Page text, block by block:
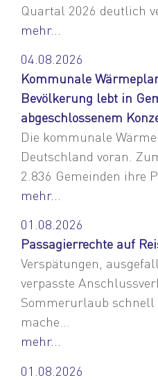
Quartal 2026 deutlich
mehr...
04.08.2026
Kommunale
Bevölkerung lebt in
abgeschlossenem
Die kommunale
Deutschland voran.
2.836 Gemeinden ihre
mehr...
01.08.2026
Passagierrechte auf
Verspätungen,
verpasste
Sommerurlaub
mache...
mehr...
01.08.2026